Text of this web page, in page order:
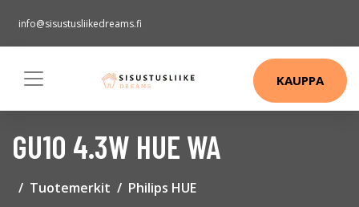
info@sisustusliikedreams.fi
KAUPPA
GU10 4.3W HUE WA
Tuotemerkit Philips HUE